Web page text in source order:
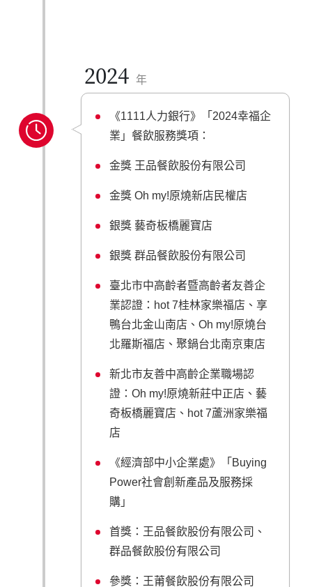
2024 年
《1111人力銀行》「2024幸福企
業」餐飲服務獎項：
金獎 王品餐飲股份有限公司
金獎 Oh my!原燒新店民權店
銀獎 藝奇板橋麗寶店
銀獎 群品餐飲股份有限公司
臺北市中高齡者暨高齡者友善企
業認證：hot 7桂林家樂福店、享
鴨台北金山南店、Oh my!原燒台
北羅斯福店、聚鍋台北南京東店
新北市友善中高齡企業職場認
證：Oh my!原燒新莊中正店、藝
奇板橋麗寶店、hot 7蘆洲家樂福
店
《經濟部中小企業處》「Buying
Power社會創新產品及服務採
購」
首獎：王品餐飲股份有限公司、
群品餐飲股份有限公司
參獎：王莆餐飲股份有限公司